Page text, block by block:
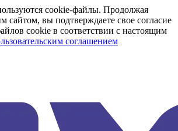
cookie-файлы. Продолжая
сайтом, вы подтверждаете свое согласие
cookie в соответствии с настоящим
соглашением